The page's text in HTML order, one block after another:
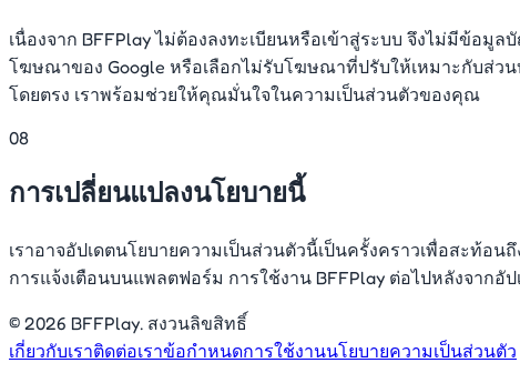
เนื่องจาก BFFPlay ไม่ต้องลงทะเบียนหรือเข้าสู่ระบบ จึงไม่มีข้อ
โฆษณาของ Google หรือเลือกไม่รับโฆษณาที่ปรับให้เหมาะกับส่
โดยตรง เราพร้อมช่วยให้คุณมั่นใจในความเป็นส่วนตัวของคุณ
08
การเปลี่ยนแปลงนโยบายนี้
เราอาจอัปเดตนโยบายความเป็นส่วนตัวนี้เป็นครั้งคราวเพื่อสะท้
การแจ้งเตือนบนแพลตฟอร์ม การใช้งาน BFFPlay ต่อไปหลังจาก
© 2026 BFFPlay. สงวนลิขสิทธิ์
เกี่ยวกับเราติดต่อเราข้อกำหนดการใช้งานนโยบายความเป็นส่วนตัว